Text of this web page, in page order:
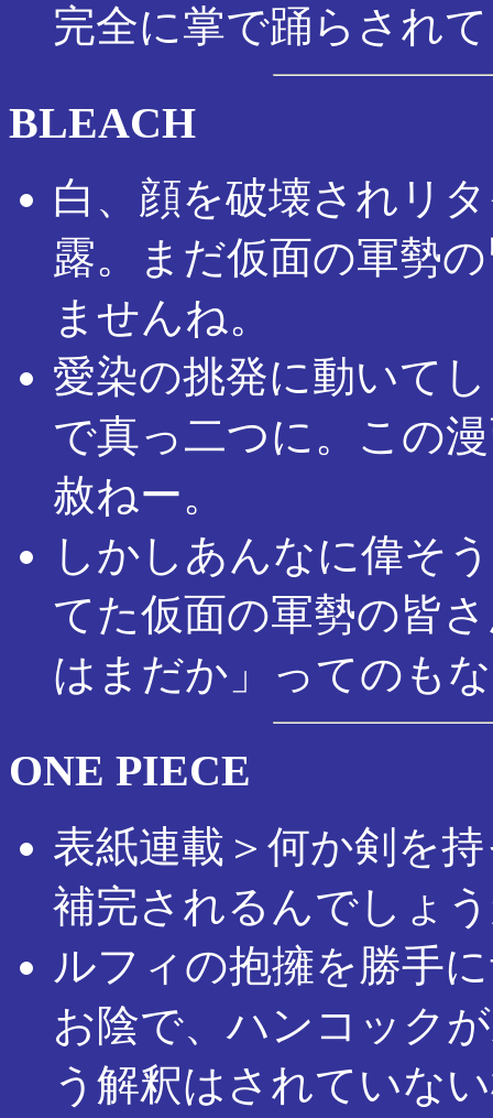
完全に掌で踊らされ
BLEACH
白、顔を破壊されリ
露。まだ仮面の軍勢
ませんね。
愛染の挑発に動いて
で真っ二つに。この
赦ねー。
しかしあんなに偉そ
てた仮面の軍勢の皆
はまだか」ってのも
ONE PIECE
表紙連載＞何か剣を
補完されるんでしょ
ルフィの抱擁を勝手
お陰で、ハンコック
う解釈はされていな